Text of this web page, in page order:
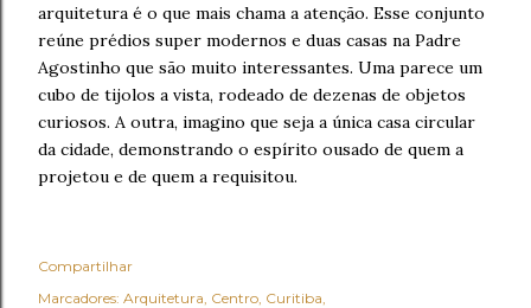
arquitetura é o que mais chama a atenção. Esse conjunto
reúne prédios super modernos e duas casas na Padre
Agostinho que são muito interessantes. Uma parece um
cubo de tijolos a vista, rodeado de dezenas de objetos
curiosos. A outra, imagino que seja a única casa circular
da cidade, demonstrando o espírito ousado de quem a
projetou e de quem a requisitou.
Compartilhar
Marcadores: Arquitetura Centro Curitiba